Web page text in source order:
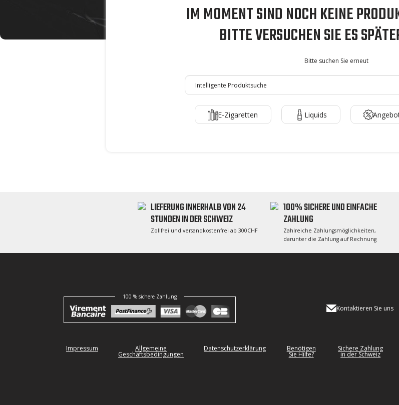
IM MOMENT SIND NOCH KEINE
BITTE VERSUCHEN SIE ES
Bitte suchen Sie erneut
E-Zigaretten Liquids
LIEFERUNG INNERHALB VON 24
STUNDEN IN DER SCHWEIZ
Zollfrei und versandkostenfrei ab 300CHF
100% SICHERE UND EINFACHE
ZAHLUNG
Zahlreiche Zahlungsmöglichkeiten,
darunter die Zahlung auf Rechnung
100 % sichere Zahlung
Kontaktieren Sie uns
Impressum Allgemeine
Geschäftsbedingungen
Datenschutzerklärung Benötigen
Sie Hilfe?
Sichere Zahlung
in der Schweiz